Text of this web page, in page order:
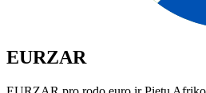
EURZAR